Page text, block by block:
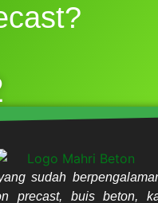
sudah
precast, buis beton,